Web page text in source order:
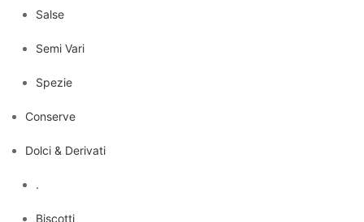
Salse
Semi Vari
Spezie
Conserve
Dolci & Derivati
.
Biscotti